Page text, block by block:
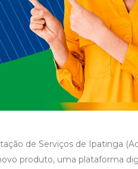
de Serviços de Ipatinga
produto, uma plataforma